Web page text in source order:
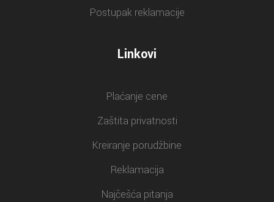
Postupak reklamacije
Linkovi
Plaćanje cene
Zaštita privatnosti
Kreiranje porudžbine
Reklamacija
Najčešća pitanja